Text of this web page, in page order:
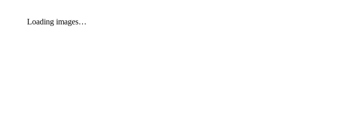
Loading images…